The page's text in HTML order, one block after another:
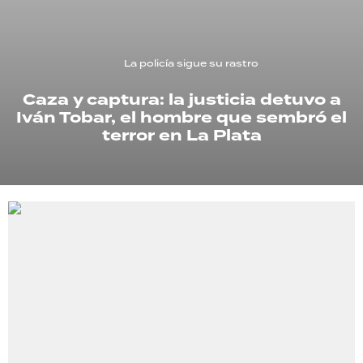
La policía sigue su rastro
Caza y captura: la justicia detuvo a
Iván Tobar, el hombre que sembró el
terror en La Plata
RECETAS
PALABRAS